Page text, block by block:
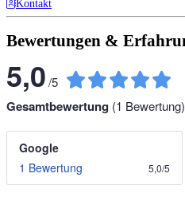
Kontakt
Bewertungen &
5,0/5
Gesamtbewertung (1 Bewertung)
Google
1 Bewertung
5,0/5